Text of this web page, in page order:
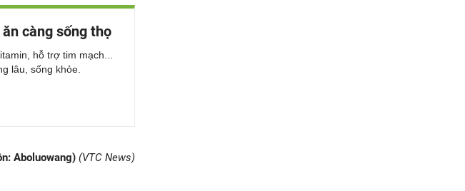
càng sống thọ
hỗ trợ tim mạch...
lâu, sống khỏe.
Aboluowang) (VTC News)